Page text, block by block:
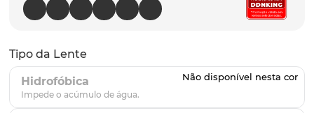
Tipo da Lente
Hidrofóbica
9º parafusos